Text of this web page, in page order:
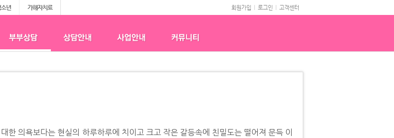
소년 가해자치료 회원가입 로그인 고객센터
한 의욕보다는 현실의 하루하루에 치이고 크고 작은 갈등속에 친밀도는 떨어져 문득 이